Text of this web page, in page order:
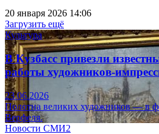
20 января 2026 14:06
Загрузить ещё
Культура
В Кузбасс привезли
работы художников-
23.06.2026
Полотна великих художников — в
Верфеля.
Новости СМИ2